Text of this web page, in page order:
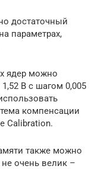
достаточный
параметрах,
ядер можно
В с шагом 0,005
компенсации
Calibration.
также можно
не очень велик –